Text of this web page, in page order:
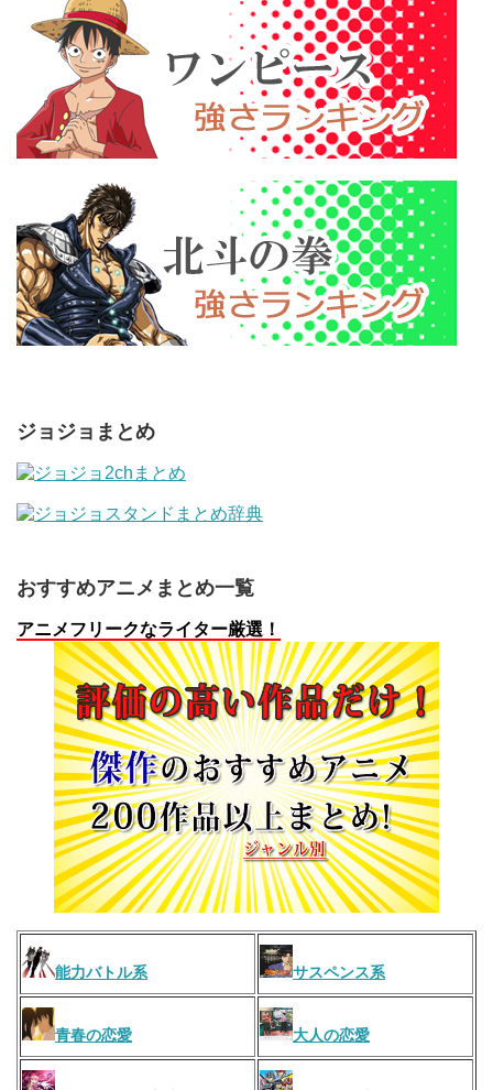
ジョジョまとめ
おすすめアニメまとめ一覧
アニメフリークなライター厳選！
能力バトル系 サスペンス系
青春の恋愛 大人の恋愛